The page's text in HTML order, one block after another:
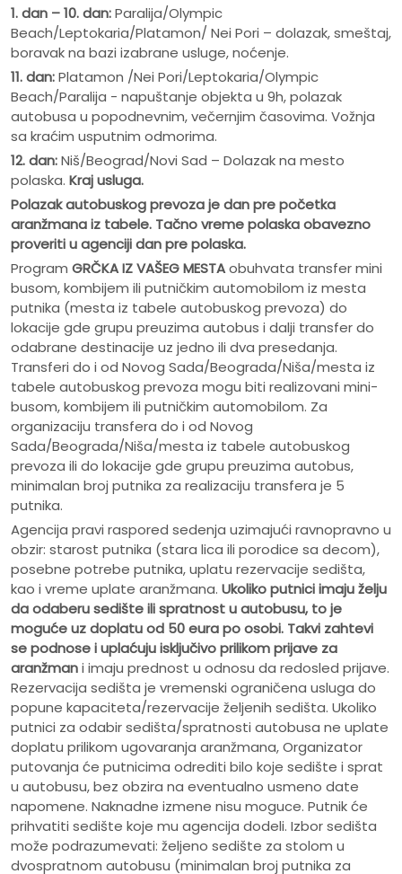
1. dan – 10. dan:Paralija/Olympic
Beach/Leptokaria/Platamon/ Nei Pori – dolazak, smeštaj,
boravak na bazi izabrane usluge, noćenje.
11. dan:Platamon /Nei Pori/Leptokaria/Olympic
Beach/Paralija - napuštanje objekta u 9h, polazak
autobusa u popodnevnim, večernjim časovima. Vožnja
sa kraćim usputnim odmorima.
12. dan:Niš/Beograd/Novi Sad – Dolazak na mesto
polaska. Kraj usluga.
Polazak autobuskog prevoza je dan pre početka
aranžmana iz tabele. Tačno vreme polaska obavezno
proveriti u agenciji dan pre polaska.
Program GRČKA IZ VAŠEG MESTAobuhvata transfer mini
busom, kombijem ili putničkim automobilom iz mesta
putnika (mesta iz tabele autobuskog prevoza) do
lokacije gde grupu preuzima autobus i dalji transfer do
odabrane destinacije uz jedno ili dva presedanja.
Transferi do i od Novog Sada/Beograda/Niša/mesta iz
tabele autobuskog prevoza mogu biti realizovani mini-
busom, kombijem ili putničkim automobilom. Za
organizaciju transfera do i od Novog
Sada/Beograda/Niša/mesta iz tabele autobuskog
prevoza ili do lokacije gde grupu preuzima autobus,
minimalan broj putnika za realizaciju transfera je 5
putnika.
Agencija pravi raspored sedenja uzimajući ravnopravno u
obzir: starost putnika (stara lica ili porodice sa decom),
posebne potrebe putnika, uplatu rezervacije sedišta,
kao i vreme uplate aranžmana. Ukoliko putnici imaju želju
da odaberu sedište ili spratnost u autobusu, to je
moguće uz doplatu od 50 eura po osobi. Takvi zahtevi
se podnose i uplaćuju isključivo prilikom prijave za
aranžmani imaju prednost u odnosu da redosled prijave.
Rezervacija sedišta je vremenski ograničena usluga do
popune kapaciteta/rezervacije željenih sedišta. Ukoliko
putnici za odabir sedišta/spratnosti autobusa ne uplate
doplatu prilikom ugovaranja aranžmana, Organizator
putovanja će putnicima odrediti bilo koje sedište i sprat
u autobusu, bez obzira na eventualno usmeno date
napomene. Naknadne izmene nisu moguce. Putnik će
prihvatiti sedište koje mu agencija dodeli. Izbor sedišta
može podrazumevati: željeno sedište za stolom u
dvospratnom autobusu (minimalan broj putnika za